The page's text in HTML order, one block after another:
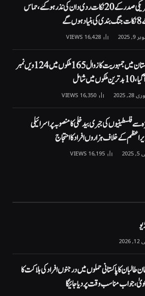
امریکی صدر کے 20 نکات ردی دان کی نذر ہوگئے، حماس
ہوں گے
2025
16,428
VIEWS
پاکستان میں جمہوریت کا زوال 165 ملکوں میں 124ویں نمبر
ملکوں میں شامل
2025
16,350
VIEWS
سے فلسطینیوں کی جبری بیدخلی کا منصوبہ پر اسرائیلی
کے خلاف ہزاروں افراد کا احتجاج
16,195
VIEWS
طالبان کا پاکستانی حملوں میں درجنوں افراد کی ہلاکت کا
جواب مناسب وقت پر دیا جائیگا